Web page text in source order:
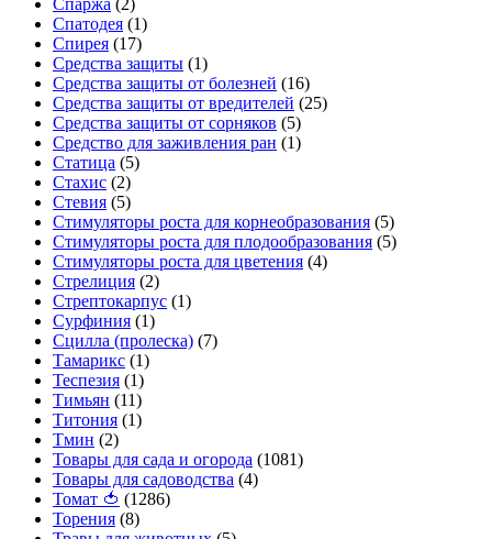
Спаржа (2)
Спатодея (1)
Спирея (17)
Средства защиты (1)
Средства защиты от болезней (16)
Средства защиты от вредителей (25)
Средства защиты от сорняков (5)
Средство для заживления ран (1)
Статица (5)
Стахис (2)
Стевия (5)
Стимуляторы роста для корнеобразования (5)
Стимуляторы роста для плодообразования (5)
Стимуляторы роста для цветения (4)
Стрелиция (2)
Стрептокарпус (1)
Сурфиния (1)
Сцилла (пролеска) (7)
Тамарикс (1)
Теспезия (1)
Тимьян (11)
Титония (1)
Тмин (2)
Товары для сада и огорода (1081)
Товары для садоводства (4)
Томат 🍅 (1286)
Торения (8)